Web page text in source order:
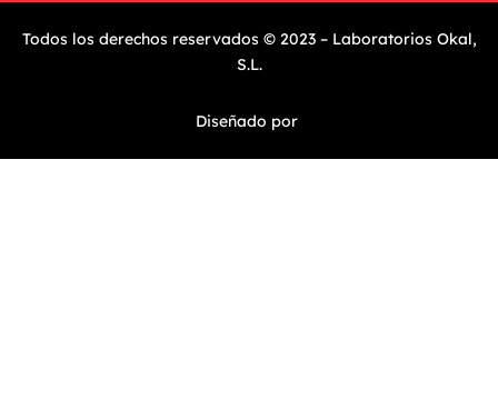
Todos los derechos reservados © 2023 – Laboratorios Okal,
S.L.
Diseñado por